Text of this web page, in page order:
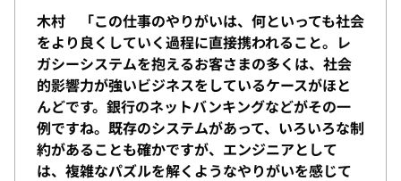
木村 「この仕事のやりがいは、何といっても社会
をより良くしていく過程に直接携われること。レ
ガシーシステムを抱えるお客さまの多くは、社会
的影響力が強いビジネスをしているケースがほと
んどです。銀行のネットバンキングなどがその一
例ですね。既存のシステムがあって、いろいろな制
約があることも確かですが、エンジニアとして
は、複雑なパズルを解くようなやりがいを感じて